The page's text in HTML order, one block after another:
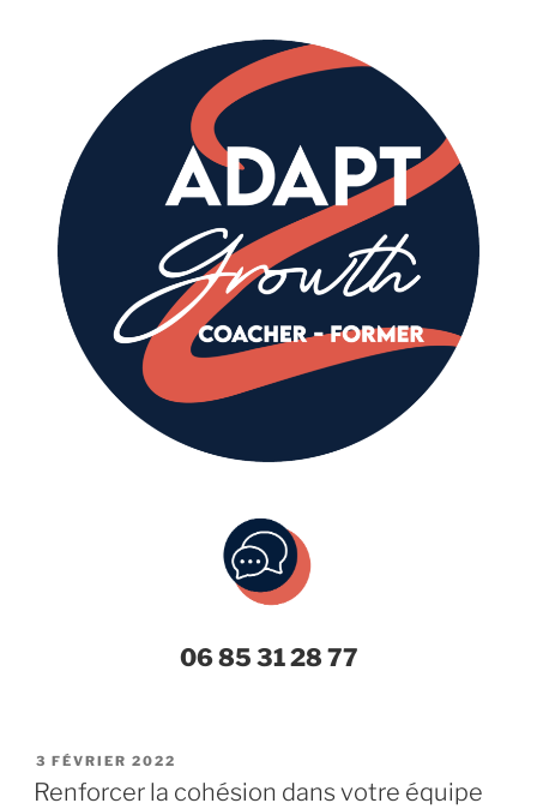
06 85 31 28 77
PUBLIÉ
LE
3 FÉVRIER 2022
Renforcer la cohésion dans votre équipe